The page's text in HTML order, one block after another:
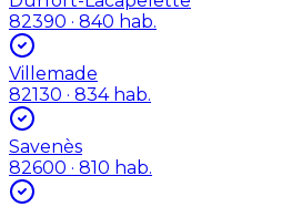
82390 · 840 hab.
Villemade
82130 · 834 hab.
Savenès
82600 · 810 hab.